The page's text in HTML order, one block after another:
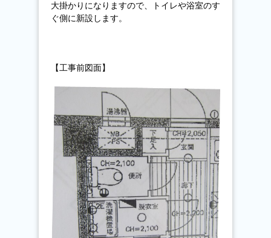
大掛かりになりますので、トイレや浴室のす
ぐ側に新設します。
【工事前図面】